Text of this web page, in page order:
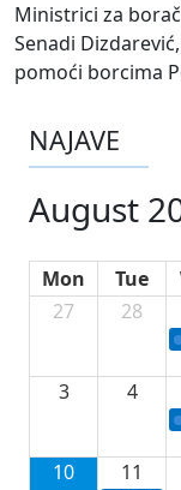
Ministrici za
Senadi
pomoći borcima
NAJAVE
August
Mon Tue
27
28
3 4
10 11